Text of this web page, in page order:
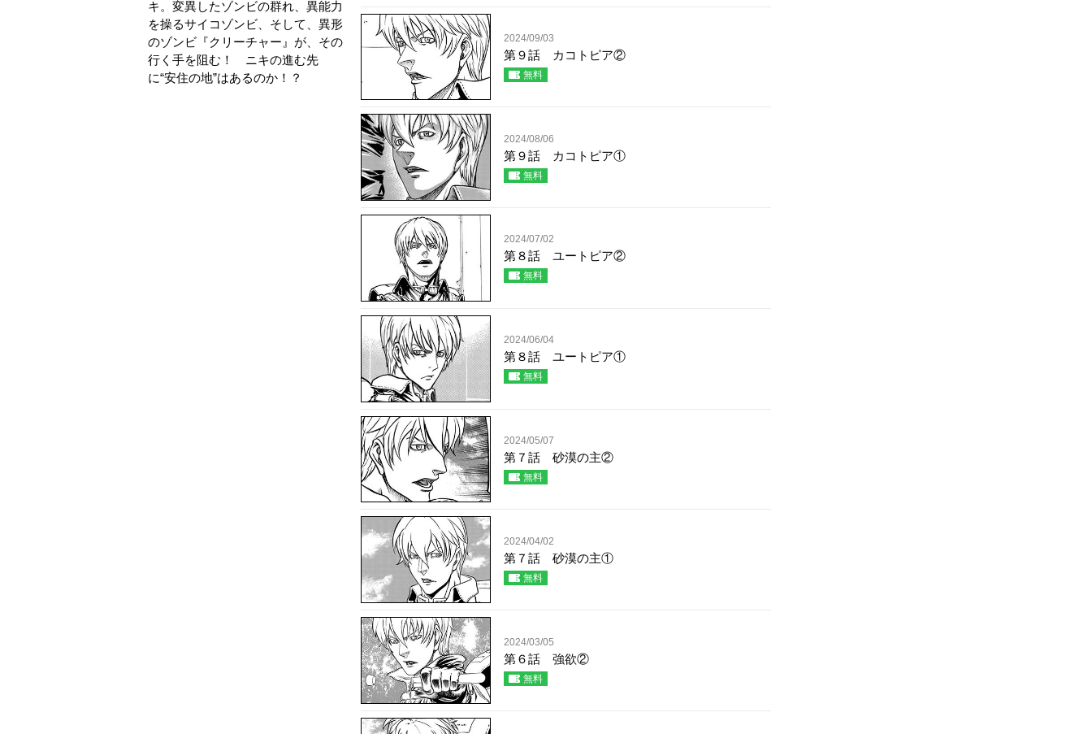
キ。変異したゾンビの群れ、異能力
を操るサイコゾンビ、そして、異形
のゾンビ『クリーチャー』が、その
行く手を阻む！ ニキの進む先
に“安住の地”はあるのか！？
2024/09/03
第９話 カコトピア②
無料
2024/08/06
第９話 カコトピア①
無料
2024/07/02
第８話 ユートピア②
無料
2024/06/04
第８話 ユートピア①
無料
2024/05/07
第７話 砂漠の主②
無料
2024/04/02
第７話 砂漠の主①
無料
2024/03/05
第６話 強欲②
無料